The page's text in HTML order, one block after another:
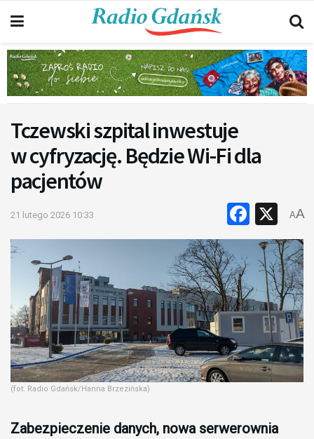
Tczewski szpital inwestuje
w cyfryzację. Będzie Wi-Fi dla
pacjentów
21 lutego 2026 10:33 X
AA
(fot. Radio Gdańsk/Hanna Brzezińska)
Zabezpieczenie danych, nowa serwerownia